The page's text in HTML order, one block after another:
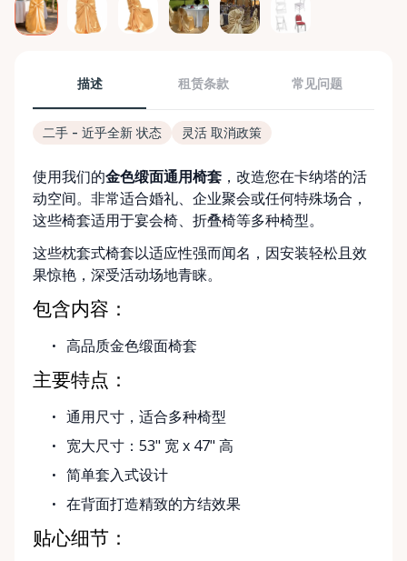
描述 租赁条款 常见问题
二手 - 近乎全新 状态 灵活 取消政策
使用我们的金色缎面通用椅套 ，改造您在卡纳塔的活
动空间。非常适合婚礼、企业聚会或任何特殊场合，
这些椅套适用于宴会椅、折叠椅等多种椅型。
这些枕套式椅套以适应性强而闻名，因安装轻松且效
果惊艳，深受活动场地青睐。
包含内容：
高品质金色缎面椅套
主要特点：
通用尺寸，适合多种椅型
宽大尺寸：53" 宽 x 47" 高
简单套入式设计
在背面打造精致的方结效果
贴心细节：